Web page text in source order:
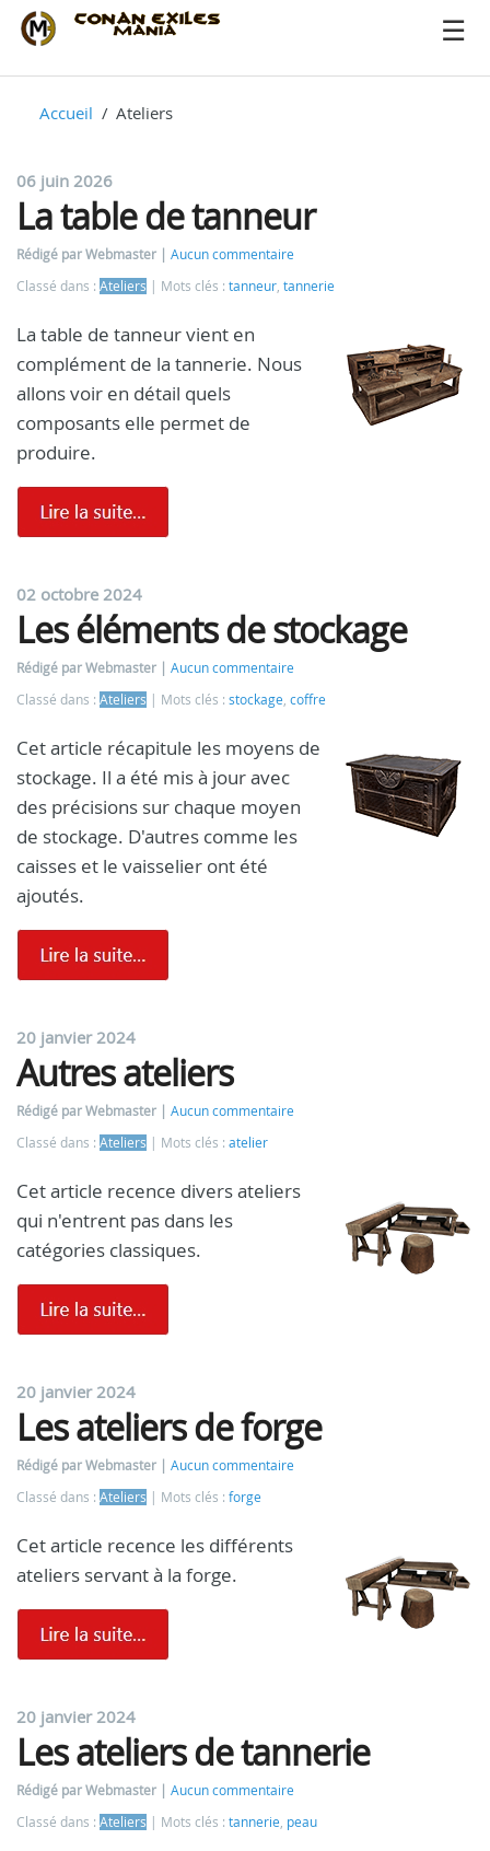
Accueil Ateliers
06 juin 2026
La table de tanneur
Rédigé par Webmaster
Aucun commentaire
Classé dans : Ateliers Mots clés : tanneur tannerie
La table de tanneur vient en
complément de la tannerie. Nous
allons voir en détail quels
composants elle permet de
produire.
02 octobre 2024
Les éléments de stockage
Rédigé par Webmaster
Aucun commentaire
Classé dans : Ateliers Mots clés : stockage coffre
Cet article récapitule les moyens de
stockage. Il a été mis à jour avec
des précisions sur chaque moyen
de stockage. D'autres comme les
caisses et le vaisselier ont été
ajoutés.
20 janvier 2024
Autres ateliers
Rédigé par Webmaster
Aucun commentaire
Classé dans : Ateliers Mots clés : atelier
Cet article recence divers ateliers
qui n'entrent pas dans les
catégories classiques.
20 janvier 2024
Les ateliers de forge
Rédigé par Webmaster
Aucun commentaire
Classé dans : Ateliers Mots clés : forge
Cet article recence les différents
ateliers servant à la forge.
20 janvier 2024
Les ateliers de tannerie
Rédigé par Webmaster
Aucun commentaire
Classé dans : Ateliers Mots clés : tannerie peau